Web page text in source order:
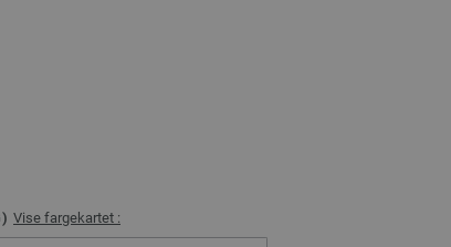
Vise fargekartet :